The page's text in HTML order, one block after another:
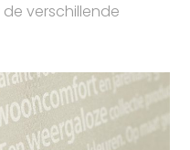
de verschillende